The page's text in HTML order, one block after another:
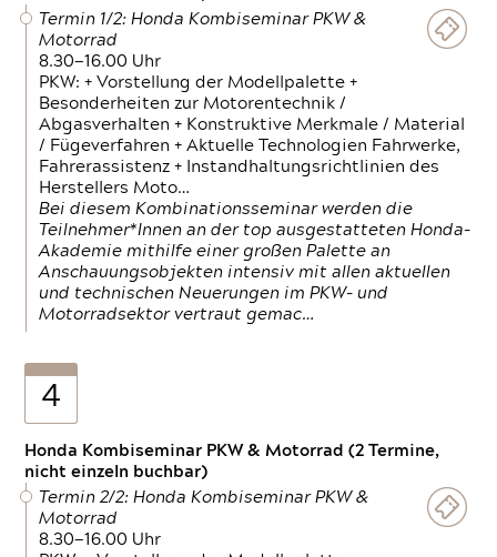
Termin 1/2: Honda Kombiseminar PKW &
Motorrad
8.30—16.00 Uhr
PKW: + Vorstellung der Modellpalette +
Besonderheiten zur Motorentechnik /
Abgasverhalten + Konstruktive Merkmale / Material
/ Fügeverfahren + Aktuelle Technologien Fahrwerke,
Fahrerassistenz + Instandhaltungsrichtlinien des
Herstellers Moto…
Bei diesem Kombinationsseminar werden die
Teilnehmer*Innen an der top ausgestatteten Honda-
Akademie mithilfe einer großen Palette an
Anschauungsobjekten intensiv mit allen aktuellen
und technischen Neuerungen im PKW- und
Motorradsektor vertraut gemac…
4
Honda Kombiseminar PKW & Motorrad (2 Termine,
nicht einzeln buchbar)
Termin 2/2: Honda Kombiseminar PKW &
Motorrad
8.30—16.00 Uhr